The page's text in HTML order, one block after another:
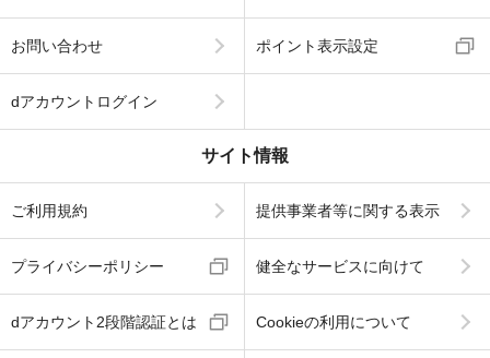
お問い合わせ ポイント表示設定
dアカウントログイン
サイト情報
ご利用規約 提供事業者等に関する表示
プライバシーポリシー 健全なサービスに向けて
dアカウント2段階認証とは Cookieの利用について